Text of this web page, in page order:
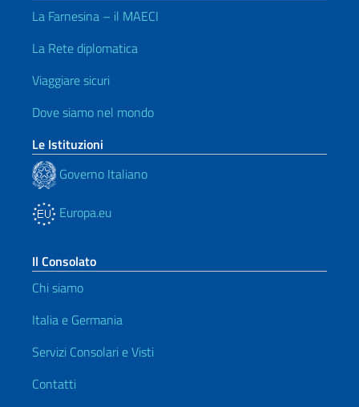
La Farnesina – il MAECI
La Rete diplomatica
Viaggiare sicuri
Dove siamo nel mondo
Le Istituzioni
Governo Italiano
Europa.eu
Il Consolato
Chi siamo
Italia e Germania
Servizi Consolari e Visti
Contatti